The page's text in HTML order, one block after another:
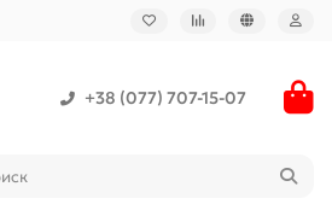
+38 (077) 707-15-07